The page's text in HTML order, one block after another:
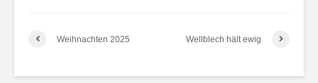
Weihnachten 2025 Wellblech hält ewig